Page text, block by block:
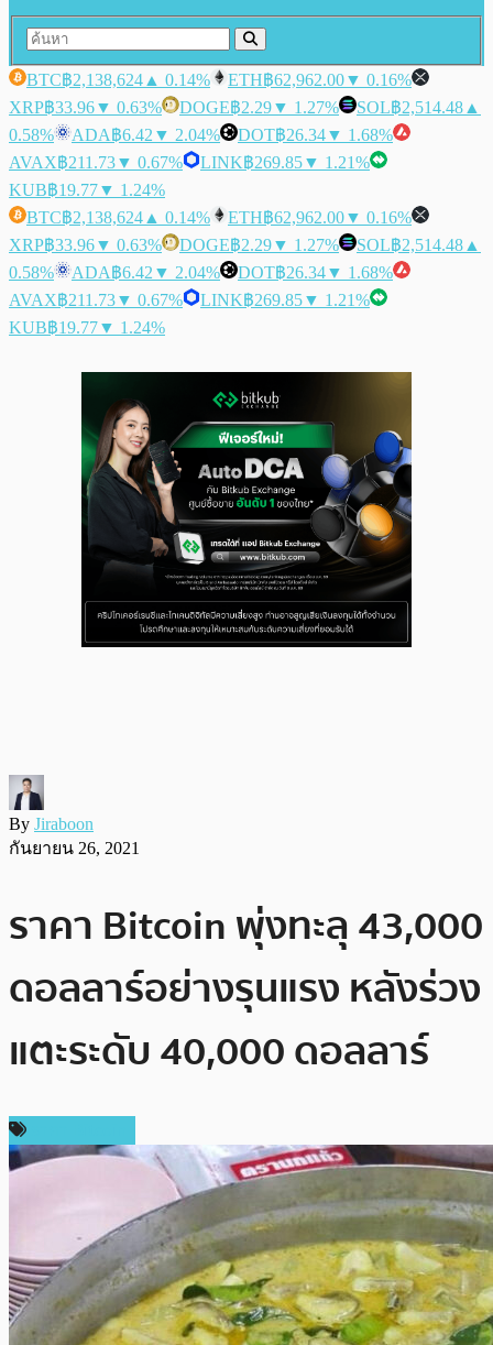
BTC฿2,138,624 ▲ 0.14% ETH฿62,962.00▼ 0.16%
XRP฿33.96▼ 0.63% DOGE฿2.29▼ 1.27% SOL฿2,514.48 ▲
0.58%
ADA฿6.42 ▼ 2.04% DOT฿26.34▼ 1.68%
AVAX฿211.73▼ 0.67% LINK฿269.85▼ 1.21%
KUB฿19.77▼ 1.24%
BTC฿2,138,624 ▲ 0.14% ETH฿62,962.00▼ 0.16%
XRP฿33.96▼ 0.63% DOGE฿2.29▼ 1.27% SOL฿2,514.48 ▲
0.58%
ADA฿6.42 ▼ 2.04% DOT฿26.34▼ 1.68%
AVAX฿211.73▼ 0.67% LINK฿269.85▼ 1.21%
KUB฿19.77▼ 1.24%
By Jiraboon
กันยายน 26, 2021
ราคา Bitcoin พุ่งทะลุ 43,000
ดอลลาร์อย่างรุนแรง หลังร่วง
แตะระดับ 40,000 ดอลลาร์